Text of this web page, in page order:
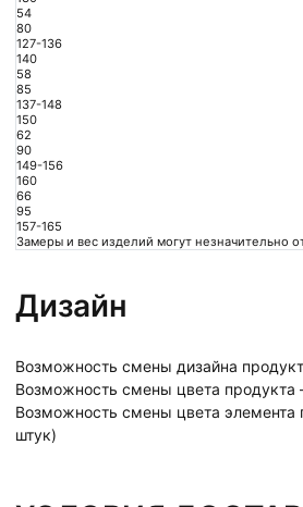
54
80
127-136
140
58
85
137-148
150
62
90
149-156
160
66
95
157-165
Замеры и вес изделий могут незначительно
Дизайн
Возможность смены дизайна
Возможность смены цвета продукта
Возможность смены цвета элемента
штук)